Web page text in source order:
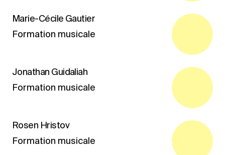
Marie-Cécile Gautier
Formation musicale
Jonathan Guidaliah
Formation musicale
Rosen Hristov
Formation musicale